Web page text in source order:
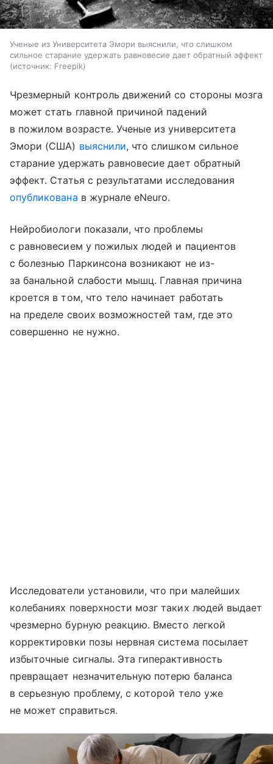
Ученые из Университета Эмори выяснили, что слишком
сильное старание удержать равновесие дает обратный эффект
источник: Freepik
Чрезмерный контроль движений со стороны мозга
может стать главной причиной падений
в пожилом возрасте. Ученые из университета
Эмори (США) выяснили, что слишком сильное
старание удержать равновесие дает обратный
эффект. Статья с результатами исследования
опубликована в журнале eNeuro.
Нейробиологи показали, что проблемы
с равновесием у пожилых людей и пациентов
с болезнью Паркинсона возникают не из-
за банальной слабости мышц. Главная причина
кроется в том, что тело начинает работать
на пределе своих возможностей там, где это
совершенно не нужно.
Исследователи установили, что при малейших
колебаниях поверхности мозг таких людей выдает
чрезмерно бурную реакцию. Вместо легкой
корректировки позы нервная система посылает
избыточные сигналы. Эта гиперактивность
превращает незначительную потерю баланса
в серьезную проблему, с которой тело уже
не может справиться.